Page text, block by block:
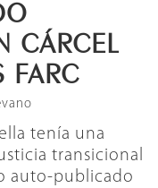
CÁRCEL
FARC
tenía una
transicional
auto-publicado